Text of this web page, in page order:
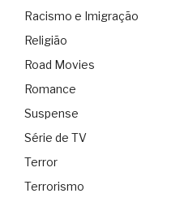
Racismo e Imigração
Religião
Road Movies
Romance
Suspense
Série de TV
Terror
Terrorismo